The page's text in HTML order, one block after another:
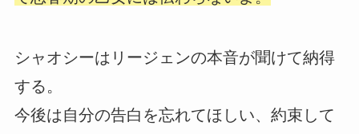
シャオシーはリージェンの本音が聞けて納得
する。
今後は自分の告白を忘れてほしい、約束して